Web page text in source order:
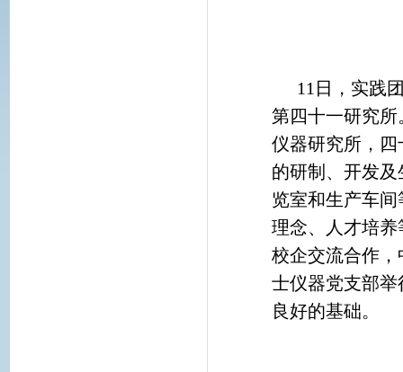
11 日，实践
第四十一研究
仪器研究所，
的研制、开发
览室和生产车
理念、人才培
校企交流合作
士仪器党支部
良好的基础。